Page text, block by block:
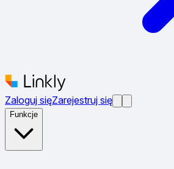
Zaloguj sięZarejestruj się
Funkcje